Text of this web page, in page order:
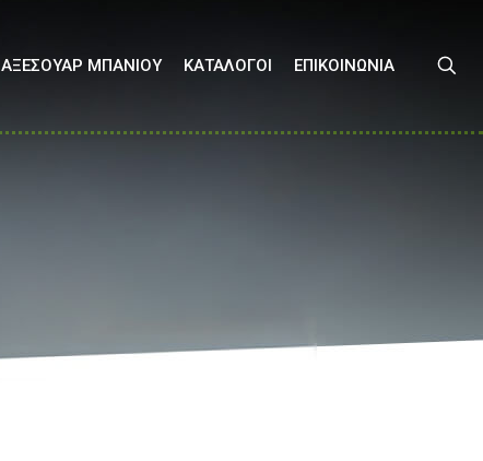
ΑΞΕΣΟΥΑΡ ΜΠΑΝΙΟΥ ΚΑΤΑΛΟΓΟΙ ΕΠΙΚΟΙΝΩΝΙΑ